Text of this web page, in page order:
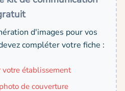
d'images pour vos
compléter votre fiche :
votre établissement
de couverture